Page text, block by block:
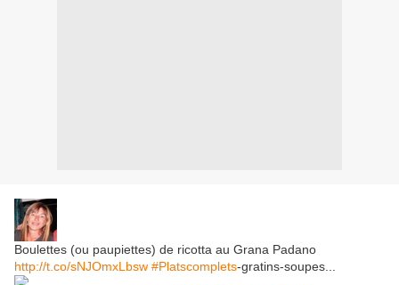
Boulettes (ou paupiettes) de ricotta au Grana Padano
http://t.co/sNJOmxLbsw #Platscomplets-gratins-soupes...